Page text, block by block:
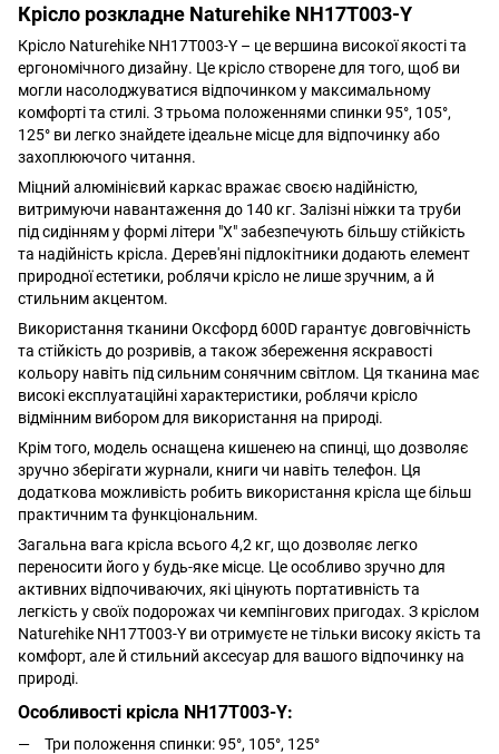
Крісло розкладне Naturehike NH17T003-Y
Крісло Naturehike NH17T003-Y – це вершина високої якості та
ергономічного дизайну. Це крісло створене для того, щоб ви
могли насолоджуватися відпочинком у максимальному
комфорті та стилі. З трьома положеннями спинки 95°, 105°,
125° ви легко знайдете ідеальне місце для відпочинку або
захоплюючого читання.
Міцний алюмінієвий каркас вражає своєю надійністю,
витримуючи навантаження до 140 кг. Залізні ніжки та труби
під сидінням у формі літери "Х" забезпечують більшу стійкість
та надійність крісла. Дерев'яні підлокітники додають елемент
природної естетики, роблячи крісло не лише зручним, а й
стильним акцентом.
Використання тканини Оксфорд 600D гарантує довговічність
та стійкість до розривів, а також збереження яскравості
кольору навіть під сильним сонячним світлом. Ця тканина має
високі експлуатаційні характеристики, роблячи крісло
відмінним вибором для використання на природі.
Крім того, модель оснащена кишенею на спинці, що дозволяє
зручно зберігати журнали, книги чи навіть телефон. Ця
додаткова можливість робить використання крісла ще більш
практичним та функціональним.
Загальна вага крісла всього 4,2 кг, що дозволяє легко
переносити його у будь-яке місце. Це особливо зручно для
активних відпочиваючих, які цінують портативність та
легкість у своїх подорожах чи кемпінгових пригодах. З кріслом
Naturehike NH17T003-Y ви отримуєте не тільки високу якість та
комфорт, але й стильний аксесуар для вашого відпочинку на
природі.
Особливості крісла NH17T003-Y:
Три положення спинки: 95°, 105°, 125°